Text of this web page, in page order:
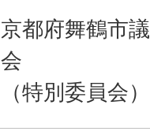
京都府舞鶴市議
会
（特別委員会）